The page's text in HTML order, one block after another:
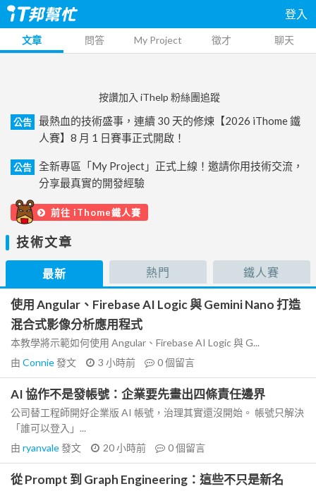
登入
文章 問答 My Project 徵才 聊天
按讚加入 iThelp 粉絲團追蹤
公告
最熱血的技術盛事，連續 30 天的修煉【2026 iThome 鐵
人賽】8 月 1 日賽事正式開啟！
公告
全新專區「My Project」正式上線！邀請你用技術交流，
分享最真實的開發經驗
前往 iThome鐵人賽
技術文章
最新 熱門 鐵人賽
使用 Angular、Firebase AI Logic 與 Gemini Nano 打造
混合式影像分析應用程式
本教學將示範如何使用 Angular、Firebase AI Logic 與 G...
由 Connie發文 3 小時前 0個留言
AI 協作不是發帳號：企業要先畫出四條責任邊界
公司替工程師開好企業版 AI 帳號，治理其實還沒開始。 帳號只解決
「誰可以登入」...
由 ryanvale發文 20 小時前 0個留言
從 Prompt 到 Graph Engineering：這些不只是新名